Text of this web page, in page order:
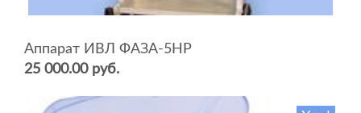
Аппарат ИВЛ ФАЗА-5НР
25 000.00 руб.